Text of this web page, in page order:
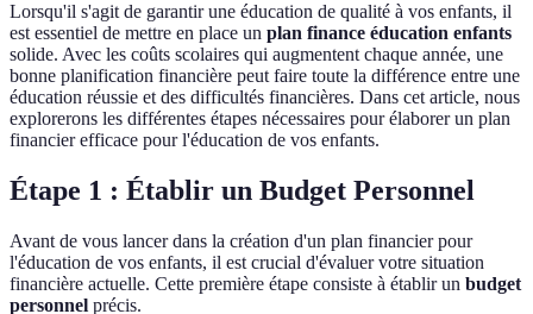
Lorsqu'il s'agit de garantir une éducation de qualité à vos enfants, il
est essentiel de mettre en place un plan finance éducation enfants
solide. Avec les coûts scolaires qui augmentent chaque année, une
bonne planification financière peut faire toute la différence entre une
éducation réussie et des difficultés financières. Dans cet article, nous
explorerons les différentes étapes nécessaires pour élaborer un plan
financier efficace pour l'éducation de vos enfants.
Étape 1 : Établir un Budget Personnel
Avant de vous lancer dans la création d'un plan financier pour
l'éducation de vos enfants, il est crucial d'évaluer votre situation
financière actuelle. Cette première étape consiste à établir un budget
personnel précis.